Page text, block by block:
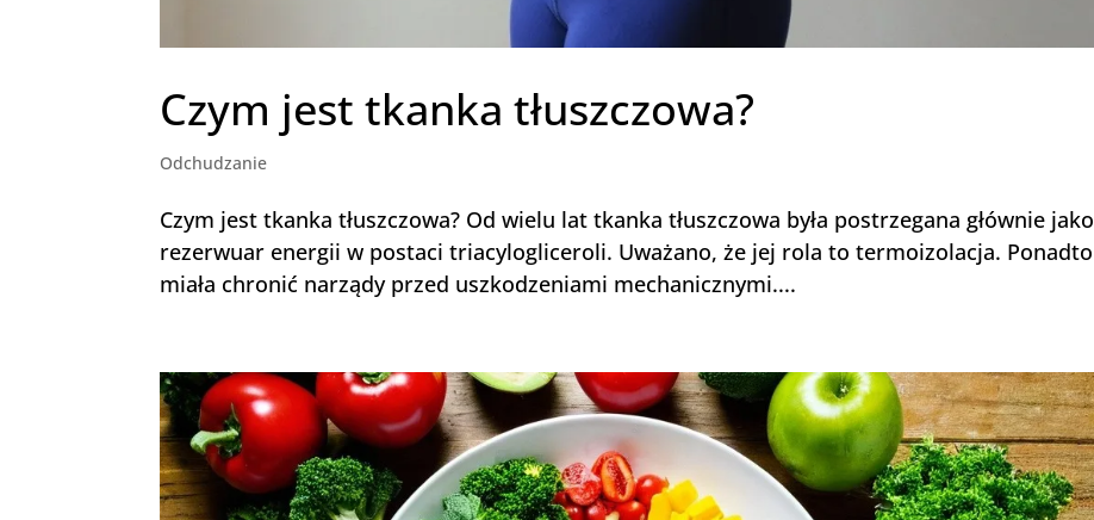
Czym jest tkanka tłuszczowa?
Odchudzanie
Czym jest tkanka tłuszczowa? Od wielu lat tkanka tłuszczowa była postrzegana głównie jako
rezerwuar energii w postaci triacylogliceroli. Uważano, że jej rola to termoizolacja. Ponadto
miała chronić narządy przed uszkodzeniami mechanicznymi....